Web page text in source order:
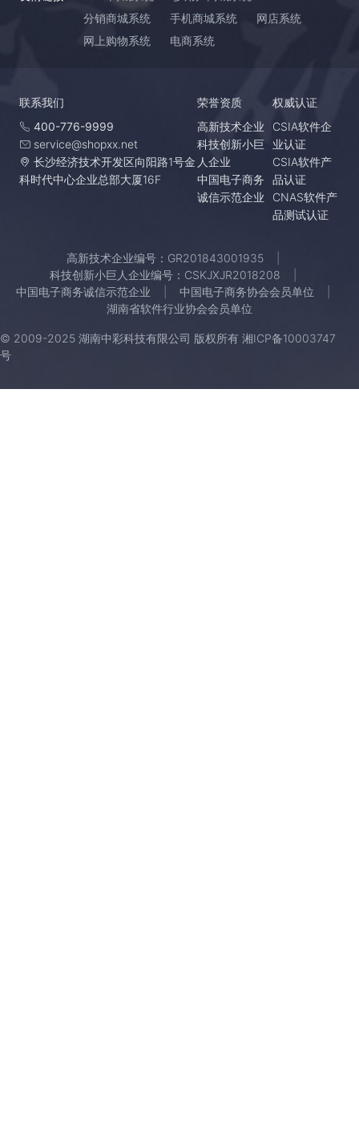
分销商城系统
手机商城系统
网店系统
网上购物系统
电商系统
联系我们
400-776-9999
service@shopxx.net
长沙经济技术开发区向阳路1号金
科时代中心企业总部大厦16F
荣誉资质
高新技术企业
科技创新小巨
人企业
中国电子商务
诚信示范企业
权威认证
CSIA软件企
业认证
CSIA软件产
品认证
CNAS软件产
品测试认证
高新技术企业编号：GR201843001935
科技创新小巨人企业编号：CSKJXJR2018208
中国电子商务诚信示范企业
中国电子商务协会会员单位
湖南省软件行业协会会员单位
© 2009-2025 湖南中彩科技有限公司 版权所有 湘ICP备10003747
号